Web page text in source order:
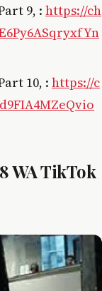
9, : https://ch
10, : https://c
WA TikTok